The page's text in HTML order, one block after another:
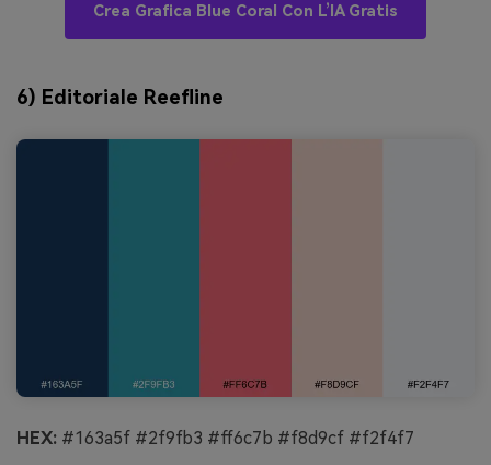
Crea Grafica Blue Coral Con L’IA Gratis
6) Editoriale Reefline
HEX: #163a5f #2f9fb3 #ff6c7b #f8d9cf #f2f4f7